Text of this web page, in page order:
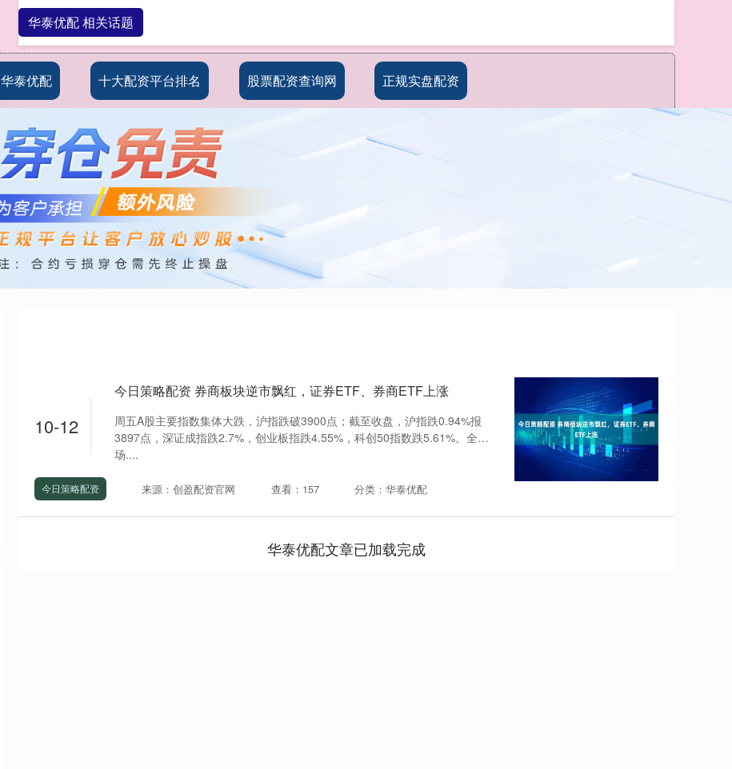
华泰优配 十大配资平台排名 股票配资查询网 正规实盘配资
华泰优配 相关话题
10-12
今日策略配资 券商板块逆市飘红，证券ETF、券商ETF上涨
周五A股主要指数集体大跌，沪指跌破3900点；截至收盘，沪指跌0.94%报
3897点，深证成指跌2.7%，创业板指跌4.55%，科创50指数跌5.61%。全市
场....
今日策略配资 来源：创盈配资官网 查看：157 分类：华泰优配
华泰优配文章已加载完成